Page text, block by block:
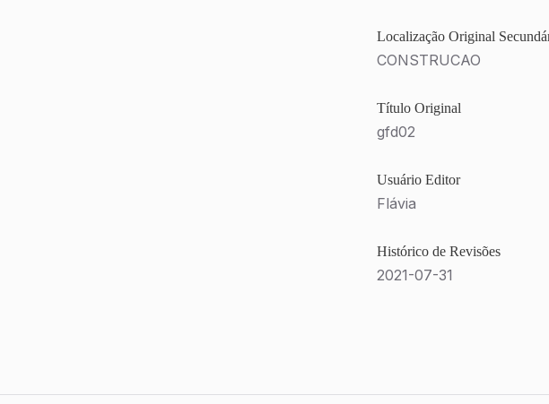
Localização Original
CONSTRUCAO
Título Original
gfd02
Usuário Editor
Flávia
Histórico de Revisões
2021-07-31